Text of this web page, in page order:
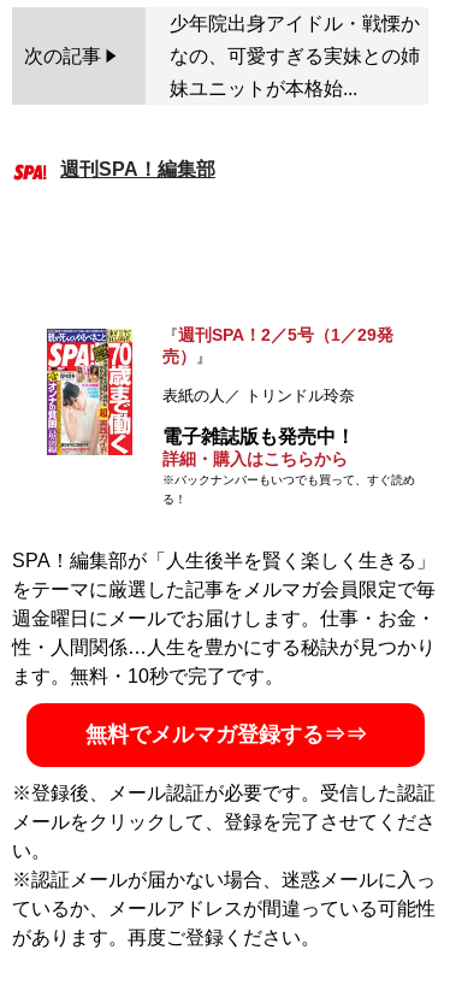
次の記事
少年院出身アイドル・戦慄か
なの、可愛すぎる実妹との姉
妹ユニットが本格始...
週刊SPA！編集部
『週刊SPA！2／5号（1／29発
売） 』
表紙の人／ トリンドル玲奈
電子雑誌版も発売中！
詳細・購入はこちらから
※バックナンバーもいつでも買って、すぐ読め
る！
SPA！編集部が「人生後半を賢く楽しく生きる」
をテーマに厳選した記事をメルマガ会員限定で毎
週金曜日にメールでお届けします。仕事・お金・
性・人間関係…人生を豊かにする秘訣が見つかり
ます。無料・10秒で完了です。
無料でメルマガ登録する⇒⇒
※登録後、メール認証が必要です。受信した認証
メールをクリックして、登録を完了させてくださ
い。
※認証メールが届かない場合、迷惑メールに入っ
ているか、メールアドレスが間違っている可能性
があります。再度ご登録ください。